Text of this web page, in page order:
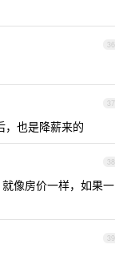
36
37
，也是降薪来的
38
像房价一样，如果一
39